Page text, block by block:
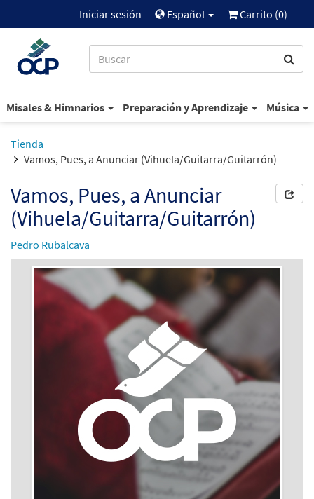
Iniciar sesión Español Carrito (0)
Misales & Himnarios Preparación y Aprendizaje Música
Tienda
Vamos, Pues, a Anunciar (Vihuela/Guitarra/Guitarrón)
Vamos, Pues, a Anunciar
(Vihuela/Guitarra/Guitarrón)
Pedro Rubalcava